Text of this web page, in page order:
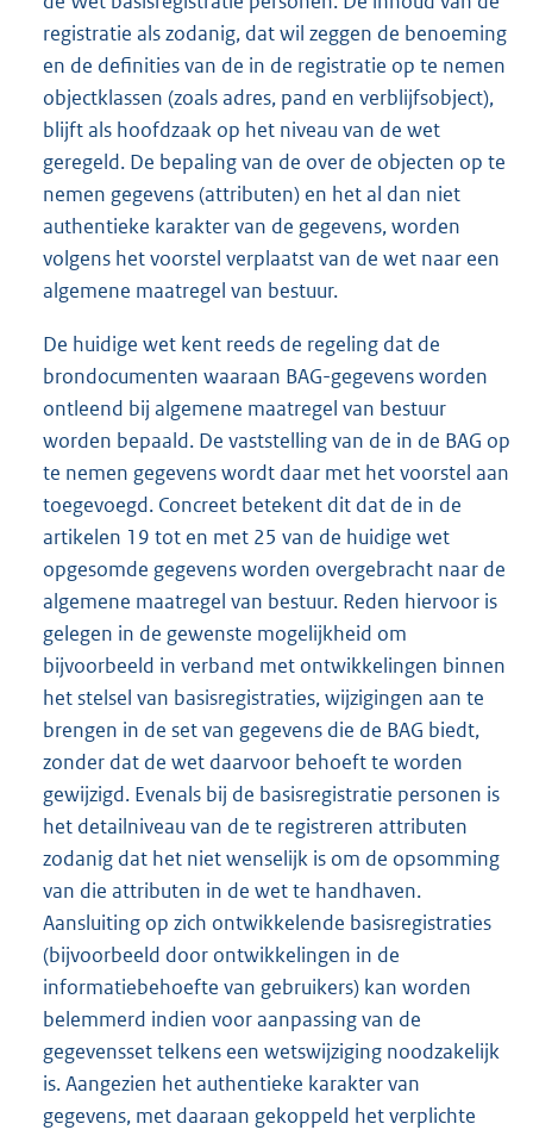
registratie als zodanig, dat wil zeggen de benoeming
en de definities van de in de registratie op te nemen
objectklassen (zoals adres, pand en verblijfsobject),
blijft als hoofdzaak op het niveau van de wet
geregeld. De bepaling van de over de objecten op te
nemen gegevens (attributen) en het al dan niet
authentieke karakter van de gegevens, worden
volgens het voorstel verplaatst van de wet naar een
algemene maatregel van bestuur.
De huidige wet kent reeds de regeling dat de
brondocumenten waaraan BAG-gegevens worden
ontleend bij algemene maatregel van bestuur
worden bepaald. De vaststelling van de in de BAG op
te nemen gegevens wordt daar met het voorstel aan
toegevoegd. Concreet betekent dit dat de in de
artikelen 19 tot en met 25 van de huidige wet
opgesomde gegevens worden overgebracht naar de
algemene maatregel van bestuur. Reden hiervoor is
gelegen in de gewenste mogelijkheid om
bijvoorbeeld in verband met ontwikkelingen binnen
het stelsel van basisregistraties, wijzigingen aan te
brengen in de set van gegevens die de BAG biedt,
zonder dat de wet daarvoor behoeft te worden
gewijzigd. Evenals bij de basisregistratie personen is
het detailniveau van de te registreren attributen
zodanig dat het niet wenselijk is om de opsomming
van die attributen in de wet te handhaven.
Aansluiting op zich ontwikkelende basisregistraties
(bijvoorbeeld door ontwikkelingen in de
informatiebehoefte van gebruikers) kan worden
belemmerd indien voor aanpassing van de
gegevensset telkens een wetswijziging noodzakelijk
is. Aangezien het authentieke karakter van
gegevens, met daaraan gekoppeld het verplichte